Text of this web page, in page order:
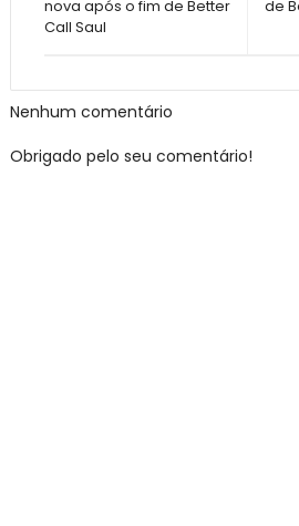
de
nova após o fim de Better
Call Saul
Nenhum comentário
Obrigado pelo seu comentário!